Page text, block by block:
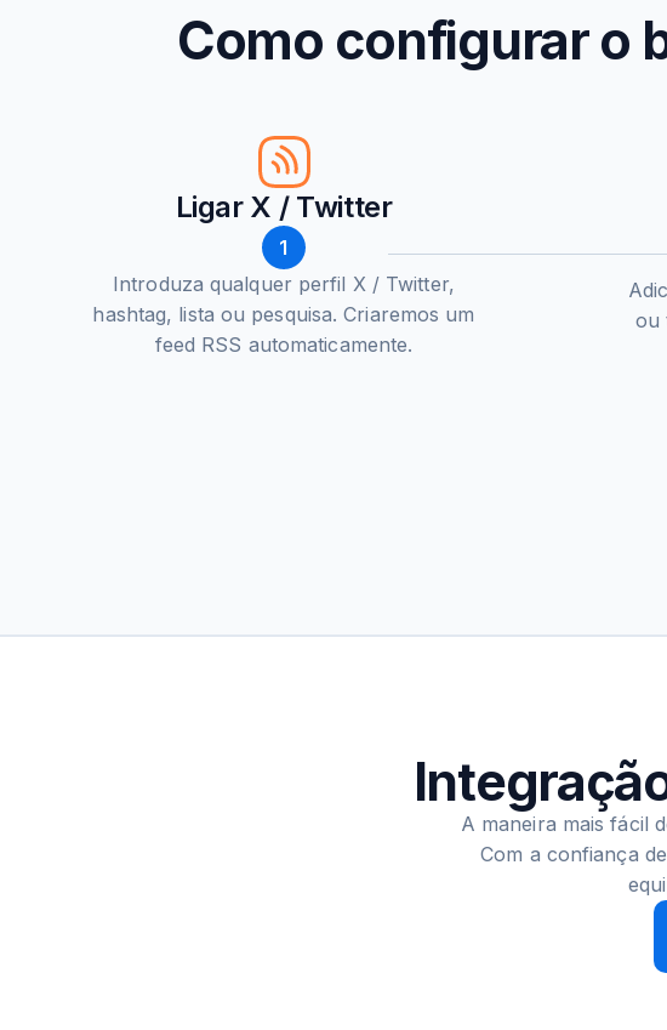
Como configurar o
Ligar X / Twitter
1
Introduza qualquer perfil X / Twitter,
hashtag, lista ou pesquisa. Criaremos um
feed RSS automaticamente.
ou
A maneira mais fácil
Com a confiança